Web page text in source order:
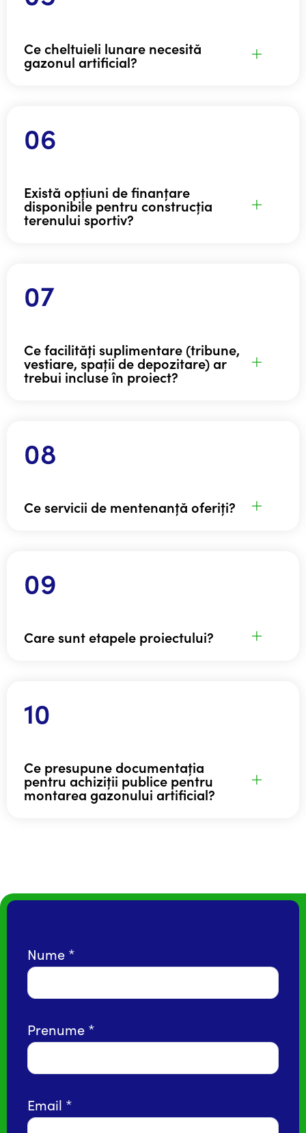
Ce cheltuieli lunare necesită
gazonul artificial?
Există opțiuni de finanțare
disponibile pentru construcția
terenului sportiv?
Ce facilități suplimentare (tribune,
vestiare, spații de depozitare) ar
trebui incluse în proiect?
Ce servicii de mentenanță oferiți?
Care sunt etapele proiectului?
Ce presupune documentația
pentru achiziții publice pentru
montarea gazonului artificial?
Nume
Prenume
Email